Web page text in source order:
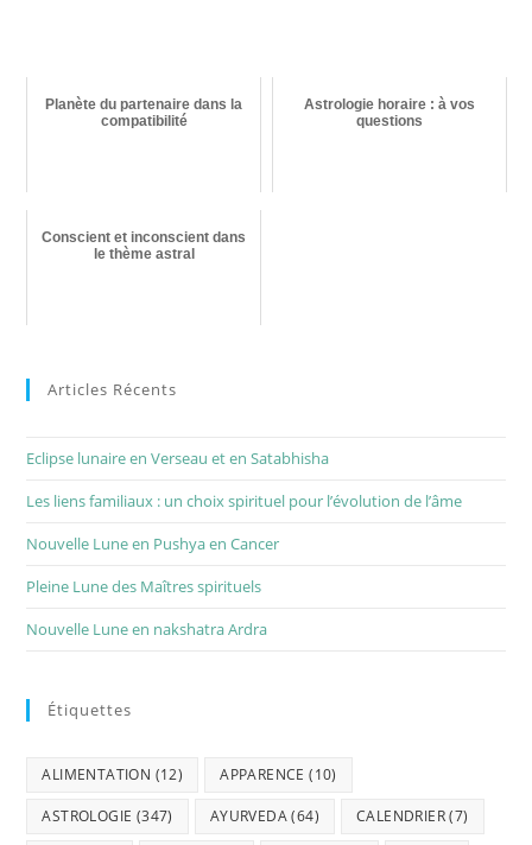
Planète du partenaire dans la
compatibilité
Astrologie horaire : à vos
questions
Conscient et inconscient dans
le thème astral
Articles Récents
Eclipse lunaire en Verseau et en Satabhisha
Les liens familiaux : un choix spirituel pour l’évolution de l’âme
Nouvelle Lune en Pushya en Cancer
Pleine Lune des Maîtres spirituels
Nouvelle Lune en nakshatra Ardra
Étiquettes
ALIMENTATION (12) APPARENCE (10)
ASTROLOGIE (347) AYURVEDA(64) CALENDRIER(7)